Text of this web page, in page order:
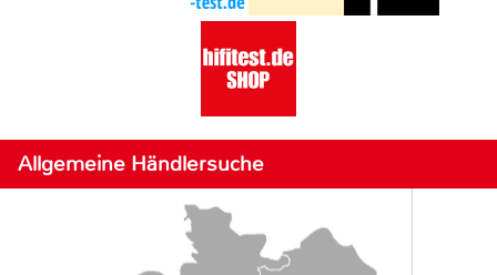
Allgemeine Händlersuche